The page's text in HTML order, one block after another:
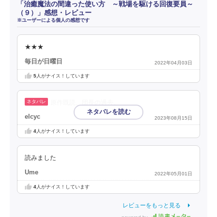
「治癒魔法の間違った使い方 ～戦場を駆ける回復要員～
（９）」感想・レビュー
※ユーザーによる個人の感想です
★★★
毎日が日曜日 2022年04月03日
5人がナイス！しています
elcyc 2023年08月15日
4人がナイス！しています
読みました
Ume 2022年05月01日
4人がナイス！しています
レビューをもっと見る